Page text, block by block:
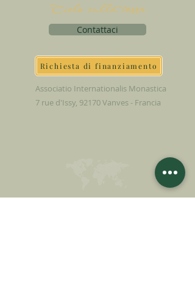
Cielo sulla terra
Contattaci
Richiesta di finanziamento
Associatio Internationalis Monastica
7 rue d'Issy, 92170 Vanves - Francia